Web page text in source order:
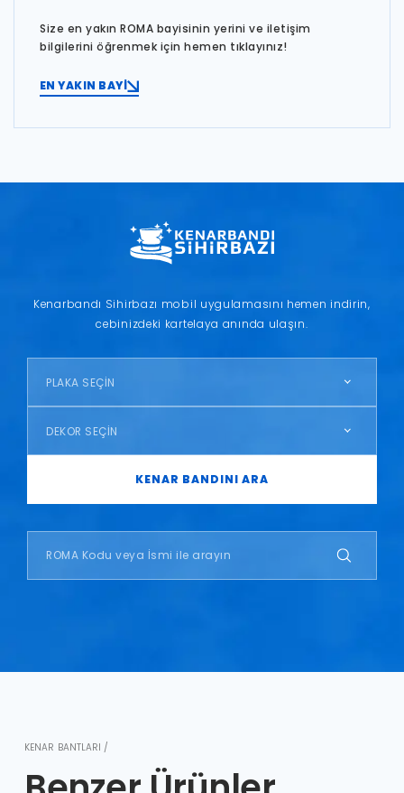
Size en yakın ROMA bayisinin yerini ve iletişim
bilgilerini öğrenmek için hemen tıklayınız!
EN YAKIN BAYİ
Kenarbandı Sihirbazı mobil uygulamasını hemen indirin,
cebinizdeki kartelaya anında ulaşın.
PLAKA SEÇİN
DEKOR SEÇİN
KENAR BANDINI ARA
KENAR BANTLARI /